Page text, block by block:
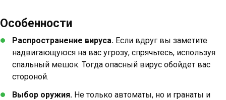
Особенности
Распространение вируса. Если вдруг вы заметите
надвигающуюся на вас угрозу, спрячьтесь, используя
спальный мешок. Тогда опасный вирус обойдет вас
стороной.
Выбор оружия. Не только автоматы, но и гранаты и